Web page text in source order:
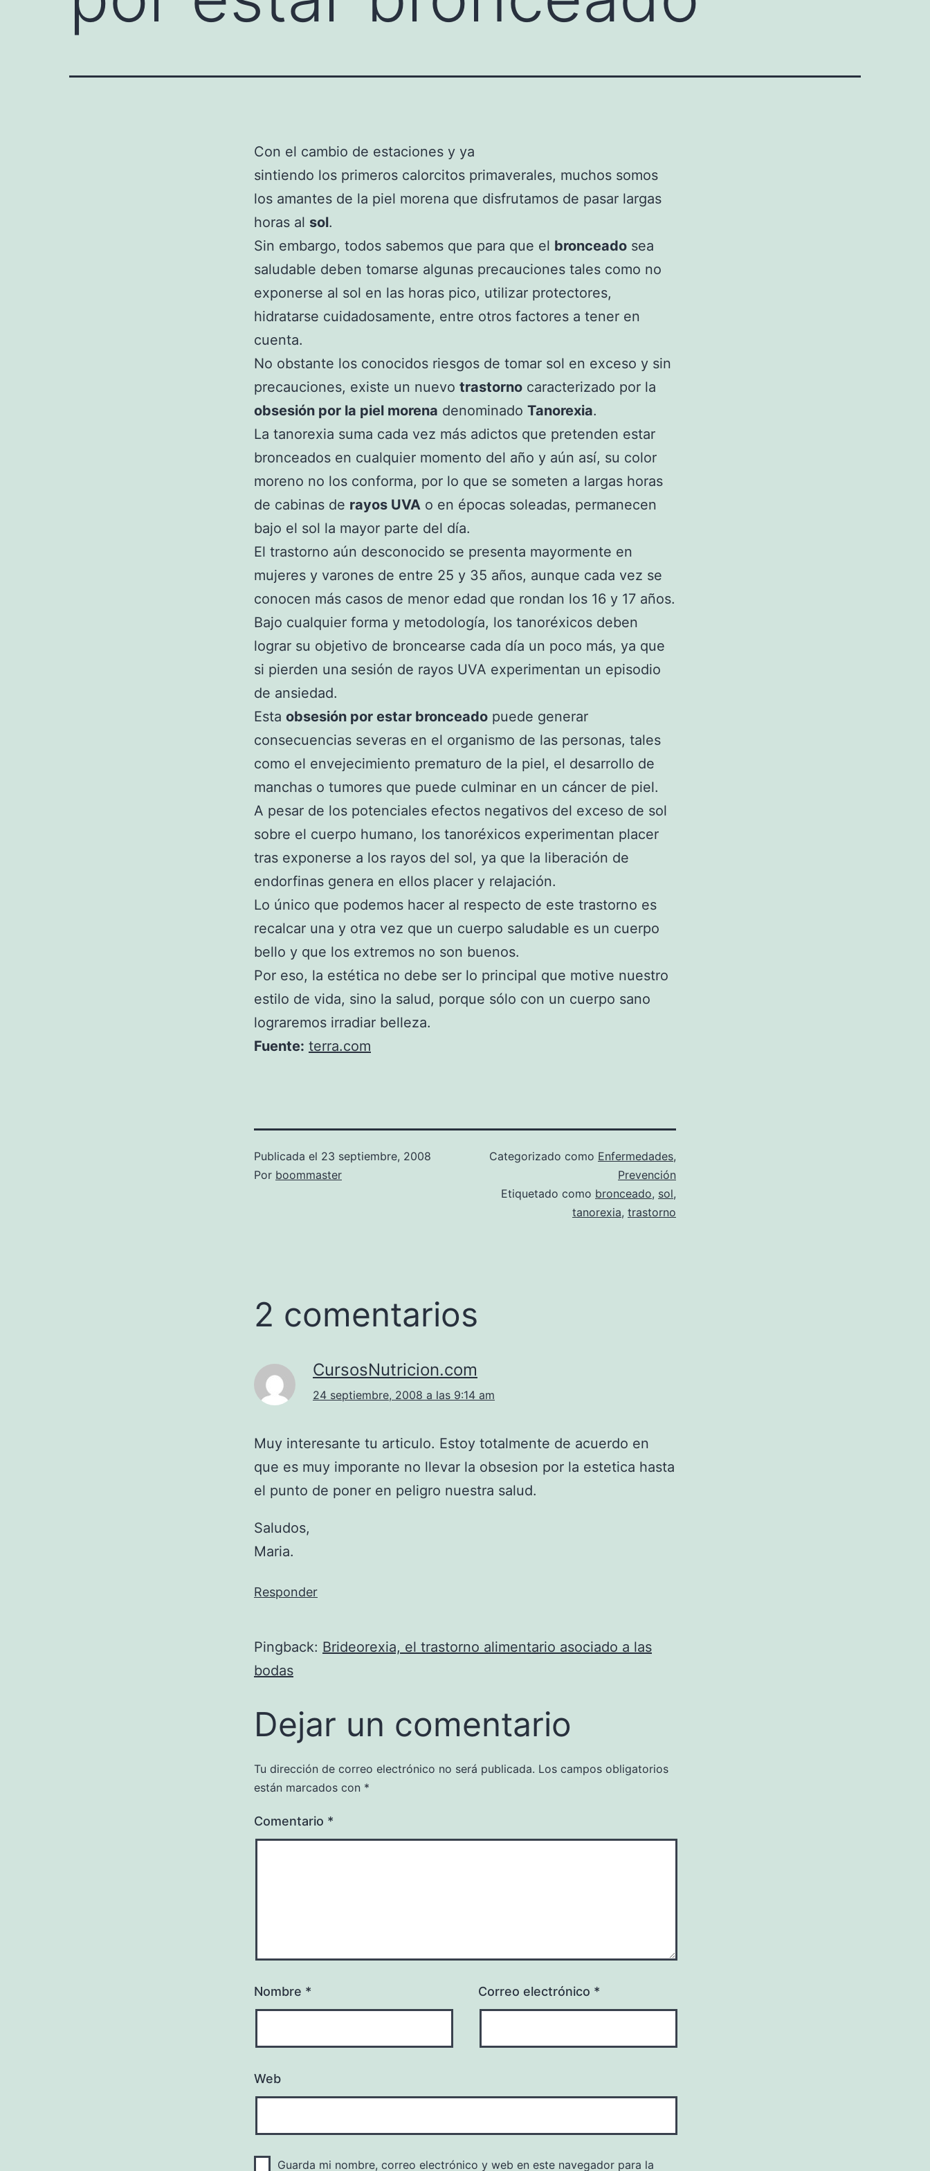
Con el cambio de estaciones y ya
sintiendo los primeros calorcitos primaverales, muchos somos
los amantes de la piel morena que disfrutamos de pasar largas
horas al sol.
Sin embargo, todos sabemos que para que el bronceado sea
saludable deben tomarse algunas precauciones tales como no
exponerse al sol en las horas pico, utilizar protectores,
hidratarse cuidadosamente, entre otros factores a tener en
cuenta.
No obstante los conocidos riesgos de tomar sol en exceso y sin
precauciones, existe un nuevo trastorno caracterizado por la
obsesión por la piel morena denominado Tanorexia.
La tanorexia suma cada vez más adictos que pretenden estar
bronceados en cualquier momento del año y aún así, su color
moreno no los conforma, por lo que se someten a largas horas
de cabinas de rayos UVA o en épocas soleadas, permanecen
bajo el sol la mayor parte del día.
El trastorno aún desconocido se presenta mayormente en
mujeres y varones de entre 25 y 35 años, aunque cada vez se
conocen más casos de menor edad que rondan los 16 y 17 años.
Bajo cualquier forma y metodología, los tanoréxicos deben
lograr su objetivo de broncearse cada día un poco más, ya que
si pierden una sesión de rayos UVA experimentan un episodio
de ansiedad.
Esta obsesión por estar bronceado puede generar
consecuencias severas en el organismo de las personas, tales
como el envejecimiento prematuro de la piel, el desarrollo de
manchas o tumores que puede culminar en un cáncer de piel.
A pesar de los potenciales efectos negativos del exceso de sol
sobre el cuerpo humano, los tanoréxicos experimentan placer
tras exponerse a los rayos del sol, ya que la liberación de
endorfinas genera en ellos placer y relajación.
Lo único que podemos hacer al respecto de este trastorno es
recalcar una y otra vez que un cuerpo saludable es un cuerpo
bello y que los extremos no son buenos.
Por eso, la estética no debe ser lo principal que motive nuestro
estilo de vida, sino la salud, porque sólo con un cuerpo sano
lograremos irradiar belleza.
Fuente: terra.com
Publicada el 23 septiembre, 2008
Por boommaster
Categorizado como Enfermedades,
Prevención
Etiquetado como bronceado, sol,
tanorexia, trastorno
2 comentarios
CursosNutricion.com
24 septiembre, 2008 a las 9:14 am
Muy interesante tu articulo. Estoy totalmente de acuerdo en
que es muy imporante no llevar la obsesion por la estetica hasta
el punto de poner en peligro nuestra salud.
Saludos,
Maria.
Responder
Pingback: Brideorexia, el trastorno alimentario asociado a las
bodas
Dejar un comentario
Tu dirección de correo electrónico no será publicada. Los campos obligatorios
están marcados con *
Comentario *
Nombre * Correo electrónico *
Web
Guarda mi nombre, correo electrónico y web en este navegador para la